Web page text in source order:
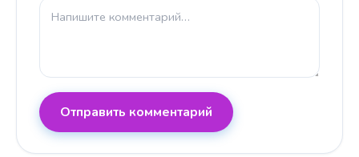
Отправить комментарий